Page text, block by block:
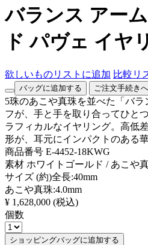
バランス アー
ド パヴェ イヤ
欲しいものリストに追加 比較リ
バッグに追加する ご注文手続きへ
5珠のあこや真珠を並べた「バ
フが、手と手を取り合ってひと
ラフィカルなイヤリング。高低
形が、耳元にインパクトのある
商品番号 E-4452-18KWG
素材 ホワイトゴールド / あこや
サイズ (約)全長:40mm
あこや真珠:4.0mm
¥ 1,628,000 (税込)
個数
ショッピングバッグに追加する